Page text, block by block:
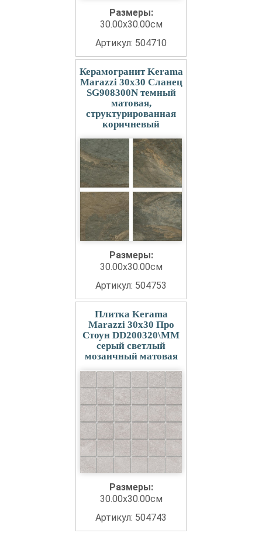
Размеры:
30.00x30.00см
Артикул: 504710
Керамогранит Kerama
Marazzi 30x30 Сланец
SG908300N темный
матовая,
структурированная
коричневый
Размеры:
30.00x30.00см
Артикул: 504753
Плитка Kerama
Marazzi 30x30 Про
Стоун DD200320\MM
серый светлый
мозаичный матовая
Размеры:
30.00x30.00см
Артикул: 504743